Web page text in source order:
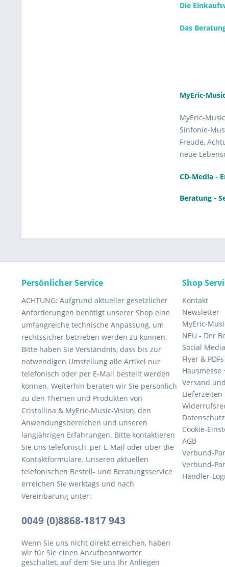
Die
Das
MyEric-
MyEric-
Sinfonie-
Freude,
neue
CD-Media -
Beratung -
Persönlicher Service
ACHTUNG: Aufgrund aktueller gesetzlicher
Anforderungen benötigt unserer Shop eine
umfangreiche technische Anpassung, um
rechtssicher betrieben werden zu können.
Bitte haben Sie Verständnis, dass bis zur
notwendigen Umstellung alle Artikel nur
telefonisch oder per E-Mail bestellt werden
können. Weiterhin beraten wir Sie persönlich
zu den Themen und Produkten von
Cristallina & MyEric-Music-Vision, den
Anwendungsbereichen und unseren
langjährigen Erfahrungen. Bitte kontaktieren
Sie uns telefonisch, per E-Mail oder über die
Kontaktformulare. Unseren aktuellen
telefonischen Bestell- und Beratungsservice
erreichen Sie werktags und nach
Vereinbarung unter:
0049 (0)8868-1817 943
Wenn Sie uns nicht direkt erreichen, haben
wir für Sie einen Anrufbeantworter
geschaltet, auf dem Sie uns Ihr Anliegen
Shop
Kontakt
Newsletter
MyEric-
NEU - Der
Social
Flyer &
Versand
Lieferzeiten
Datenschutz
Cookie-
AGB
Verbund-
Verbund-
Händler-